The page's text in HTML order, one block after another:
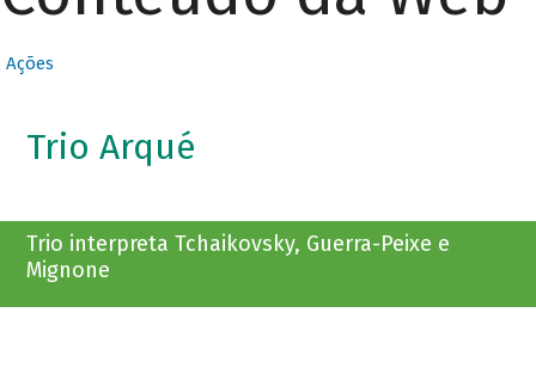
Ações
Trio Arqué
Trio interpreta Tchaikovsky, Guerra-Peixe e
Mignone